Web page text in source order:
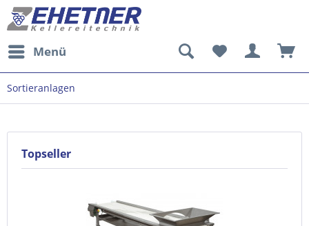
Menü
Sortieranlagen
Topseller